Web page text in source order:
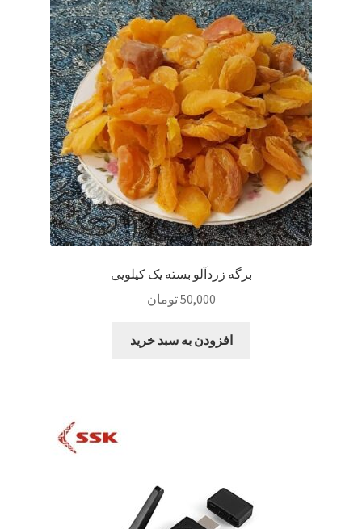
برگه زردآلو بسته یک کیلویی
50,000تومان
افزودن به سبد خرید